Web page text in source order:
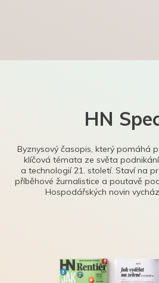
HN
Byznysový časopis, který pomáhá
klíčová témata ze světa
a technologií 21. století. Staví na
příběhové žurnalistice a poutavě
Hospodářských novin